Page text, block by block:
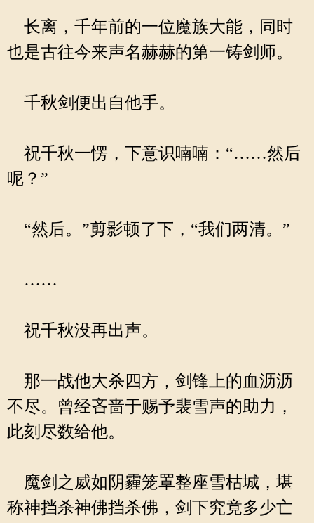
长离，千年前的一位魔族大能，同时
也是古往今来声名赫赫的第一铸剑师。
千秋剑便出自他手。
祝千秋一愣，下意识喃喃：“……然后
呢？”
“然后。”剪影顿了下，“我们两清。”
……
祝千秋没再出声。
那一战他大杀四方，剑锋上的血沥沥
不尽。曾经吝啬于赐予裴雪声的助力，
此刻尽数给他。
魔剑之威如阴霾笼罩整座雪枯城，堪
称神挡杀神佛挡杀佛，剑下究竟多少亡